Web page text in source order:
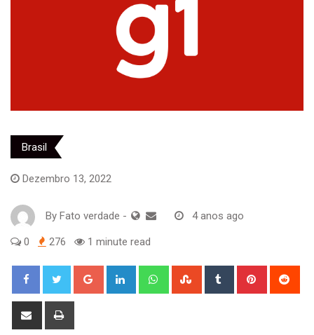
Brasil
Dezembro 13, 2022
By Fato verdade - 4 anos ago
0 276 1 minute read
Google+ LinkedIn WhatsappStumbleUpon
Tumblr Pinterest
Share